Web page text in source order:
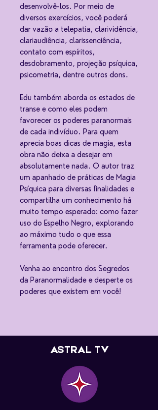
desenvolvê-los. Por meio de
diversos exercícios, você poderá
dar vazão a telepatia, clarividência,
clariaudiência, clarissenciência,
contato com espíritos,
desdobramento, projeção psíquica,
psicometria, dentre outros dons.
Edu também aborda os estados de
transe e como eles podem
favorecer os poderes paranormais
de cada indivíduo. Para quem
aprecia boas dicas de magia, esta
obra não deixa a desejar em
absolutamente nada. O autor traz
um apanhado de práticas de Magia
Psíquica para diversas finalidades e
compartilha um conhecimento há
muito tempo esperado: como fazer
uso do Espelho Negro, explorando
ao máximo tudo o que essa
ferramenta pode oferecer.
Venha ao encontro dos Segredos
da Paranormalidade e desperte os
poderes que existem em você!
ASTRAL TV